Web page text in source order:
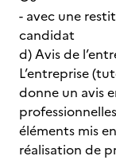
- avec une
candidat
d) Avis de
L’entreprise
donne un avis
éléments mis
réalisation de